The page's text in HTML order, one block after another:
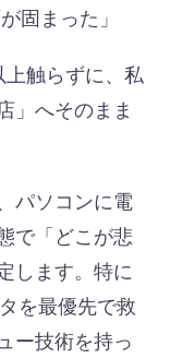
固まった」
触らずに、私
」へそのまま
パソコンに電
で「どこが悲
します。特に
を最優先で救
ー技術を持っ